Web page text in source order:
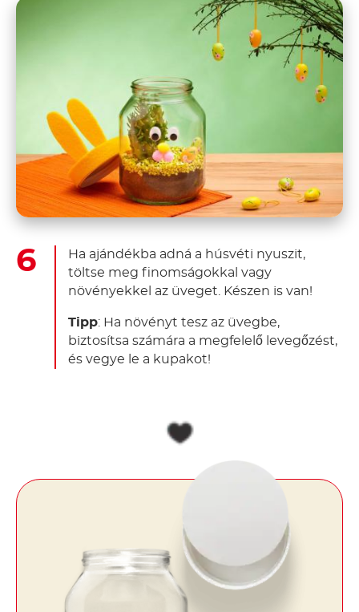
Ha ajándékba adná a húsvéti nyuszit,
töltse meg finomságokkal vagy
növényekkel az üveget. Készen is van!
Tipp: Ha növényt tesz az üvegbe,
biztosítsa számára a megfelelő levegőzést,
és vegye le a kupakot!